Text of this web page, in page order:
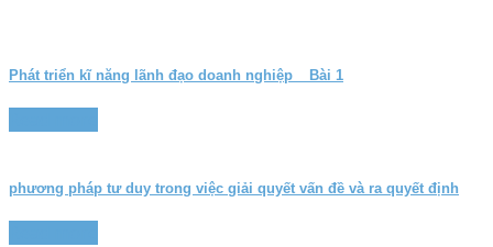
Phát triển kĩ năng lãnh đạo doanh nghiệp _ Bài 1
phương pháp tư duy trong việc giải quyết vấn đề và ra quyết định